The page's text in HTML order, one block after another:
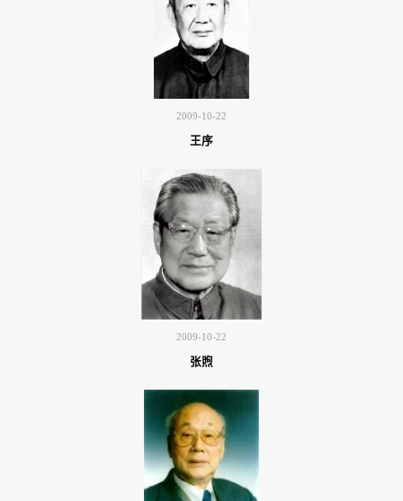
2009-10-22
王序
2009-10-22
张煦